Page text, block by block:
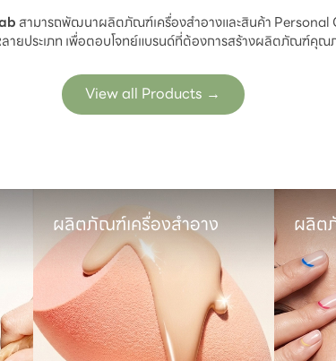
สามารถพัฒนาผลิตภัณฑ์เครื่องสำอางและสินค้า Personal
ายประเภท เพื่อตอบโจทย์แบรนด์ที่ต้องการสร้างผลิตภัณฑ์คุณ
View all Products →
ผลิตภัณฑ์เครื่องสำอาง ผลิต